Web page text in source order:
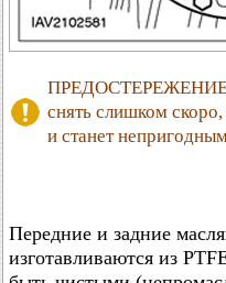
ПРЕДОСТЕРЕЖЕНИЕ:
снять слишком
и станет
Передние и задние
изготавливаются из